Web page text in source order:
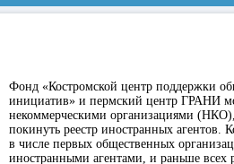
Фонд «Костромской центр поддержки
инициатив» и пермский центр ГРАНИ
некоммерческими организациями
покинуть реестр иностранных агентов.
в числе первых общественных
иностранными агентами, и раньше всех